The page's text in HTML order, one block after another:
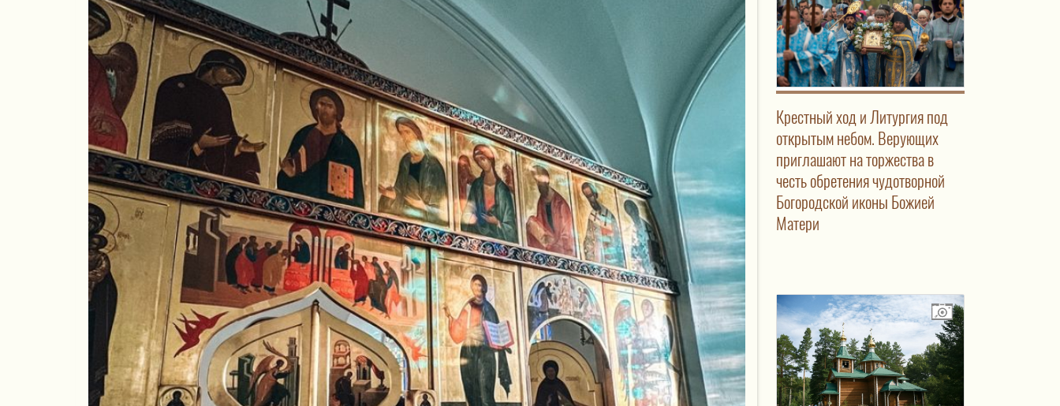
Крестный ход и Литургия под
открытым небом. Верующих
приглашают на торжества в
честь обретения чудотворной
Богородской иконы Божией
Матери